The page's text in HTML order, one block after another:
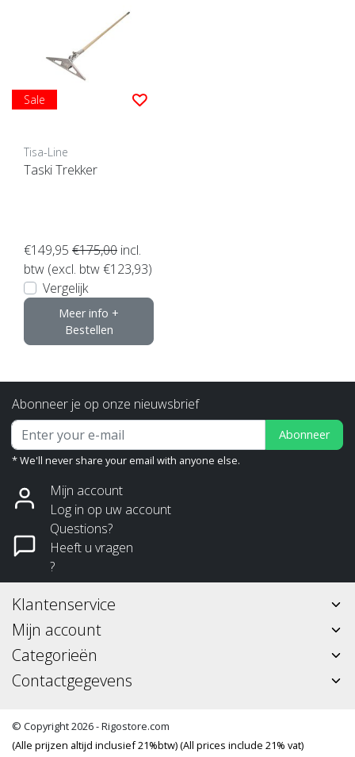
Sale
Tisa-Line
Taski Trekker
€149,95 €175,00 incl.
btw (excl. btw €123,93)
Vergelijk
Meer info +
Bestellen
Abonneer je op onze nieuwsbrief
Abonneer
* We'll never share your email with anyone else.
Mijn account
Log in op uw account
Questions?
Heeft u vragen
?
Klantenservice
Mijn account
Categorieën
Contactgegevens
© Copyright 2026 - Rigostore.com
(Alle prijzen altijd inclusief 21%btw) (All prices include 21% vat)